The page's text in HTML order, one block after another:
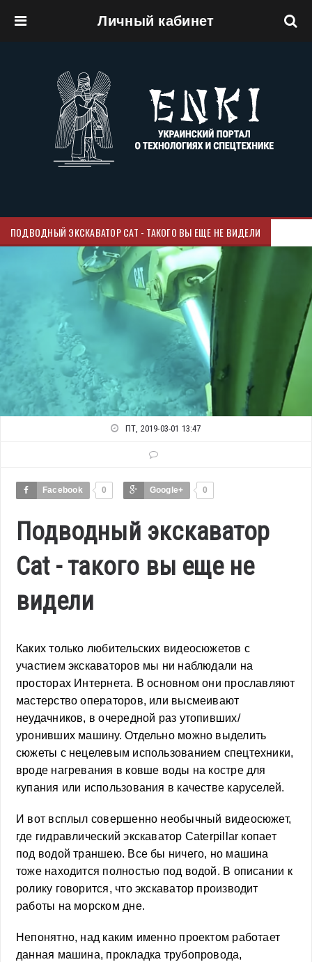
Личный кабинет
ПОДВОДНЫЙ ЭКСКАВАТОР CAT - ТАКОГО ВЫ ЕЩЕ НЕ ВИДЕЛИ
ПТ, 2019-03-01 13:47
Facebook 0 Google+ 0
Подводный экскаватор
Cat - такого вы еще не
видели
Каких только любительских видеосюжетов с
участием экскаваторов мы ни наблюдали на
просторах Интернета. В основном они прославляют
мастерство операторов, или высмеивают
неудачников, в очередной раз утопивших/
уронивших машину. Отдельно можно выделить
сюжеты с нецелевым использованием спецтехники,
вроде нагревания в ковше воды на костре для
купания или использования в качестве каруселей.
И вот всплыл совершенно необычный видеосюжет,
где гидравлический экскаватор Caterpillar копает
под водой траншею. Все бы ничего, но машина
тоже находится полностью под водой. В описании к
ролику говорится, что экскаватор производит
работы на морском дне.
Непонятно, над каким именно проектом работает
данная машина, прокладка трубопровода,